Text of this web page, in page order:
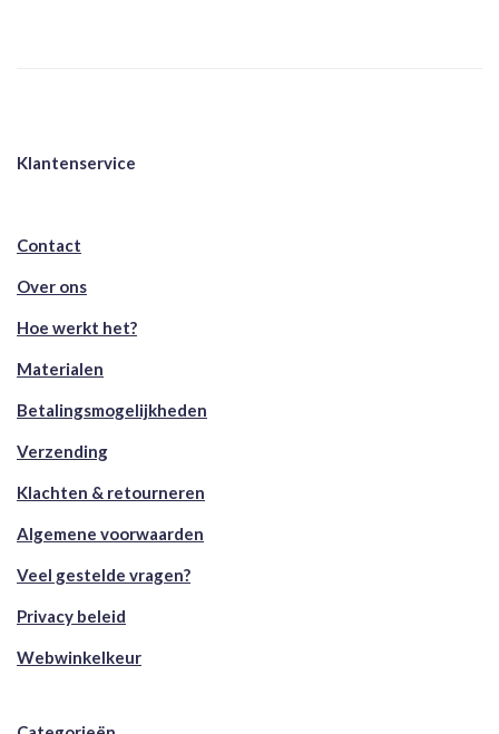
Klantenservice
Contact
Over ons
Hoe werkt het?
Materialen
Betalingsmogelijkheden
Verzending
Klachten & retourneren
Algemene voorwaarden
Veel gestelde vragen?
Privacy beleid
Webwinkelkeur